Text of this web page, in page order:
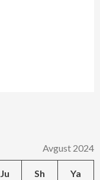
Avgust 2024
Ju Sh Ya